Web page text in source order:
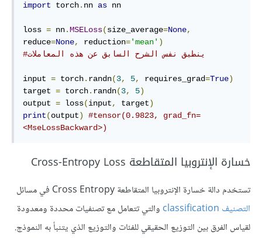
import torch. nn as nn
loss = nn.MSELoss(size_average=None,
reduce=None, reduction='mean' )
#ينطبق نفس الشرح السابق عن هذه المعاملات
input = torch. randn(3, 5, requires_grad=True)
target = torch. randn(3, 5)
output = loss(input, target)
print(output)
#tensor(0.9823, grad_fn=
<MseLossBackward>)
خسارة الإنتروبيا المتقاطعة Cross-Entropy Loss
تستخدم دالة خسارة الإنتروبيا المتقاطعة Cross Entropy في مسائل
التصنيف classification
والتي تتعامل مع تصنفيات محددة ومعدودة
لقياس الفرق بين التوزيع الحقيقي للفئات والتوزيع الذي يتنبأ به النموذج.